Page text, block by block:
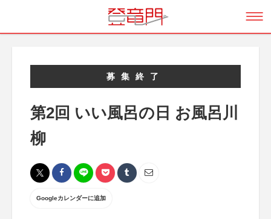
募集終了
第2回 いい風呂の日 お風呂川
柳
Googleカレンダーに追加